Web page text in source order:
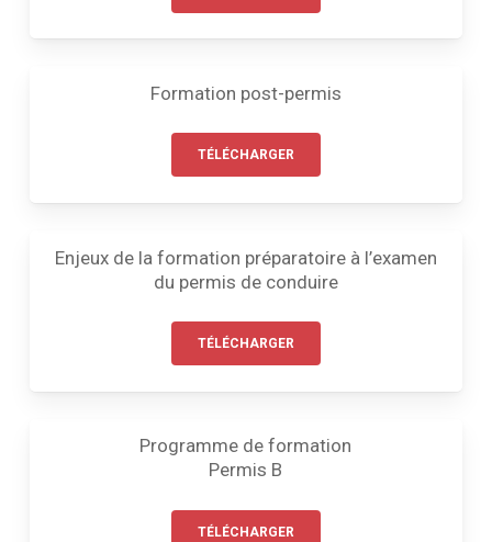
Formation post-permis
TÉLÉCHARGER
Enjeux de la formation préparatoire à l’examen
du permis de conduire
TÉLÉCHARGER
Programme de formation
Permis B
TÉLÉCHARGER